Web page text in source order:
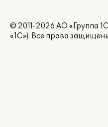
© 2011-2026 АО «Группа
«1С»). Все права